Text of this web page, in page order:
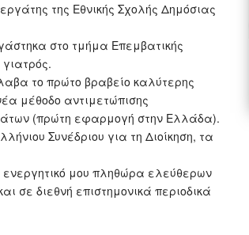
της Εθνικής Σχολής Δημόσιας
στο τμήμα Επεμβατικής
το πρώτο βραβείο καλύτερης
μέθοδο αντιμετώπισης
(πρώτη εφαρμογή στην Ελλάδα).
Συνέδριου για τη Διοίκηση, τα
ενεργητικό μου πληθώρα ελεύθερων
σε διεθνή επιστημονικά περιοδικά